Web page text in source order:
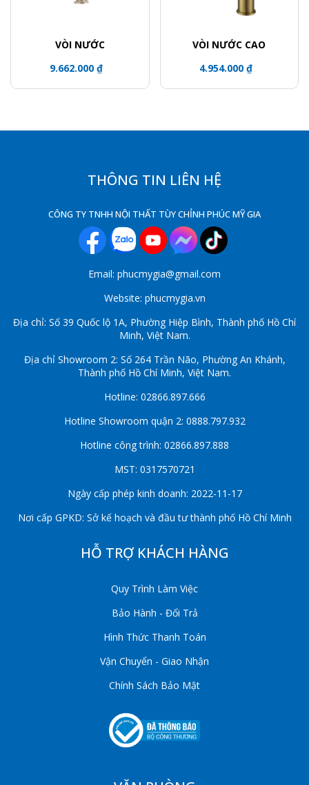
VÒI NƯỚC
9.662.000 ₫
VÒI NƯỚC CAO
4.954.000 ₫
THÔNG TIN LIÊN HỆ
CÔNG TY TNHH NỘI THẤT TÙY CHỈNH PHÚC MỸ GIA
Email: phucmygia@gmail.com
Website: phucmygia.vn
Địa chỉ: Số 39 Quốc lộ 1A, Phường Hiệp Bình, Thành phố Hồ Chí
Minh, Việt Nam.
Địa chỉ Showroom 2: Số 264 Trần Não, Phường An Khánh,
Thành phố Hồ Chí Minh, Việt Nam.
Hotline: 02866.897.666
Hotline Showroom quận 2: 0888.797.932
Hotline công trình: 02866.897.888
MST: 0317570721
Ngày cấp phép kinh doanh: 2022-11-17
Nơi cấp GPKD: Sở kế hoạch và đầu tư thành phố Hồ Chí Minh
HỖ TRỢ KHÁCH HÀNG
Quy Trình Làm Việc
Bảo Hành - Đổi Trả
Hình Thức Thanh Toán
Vận Chuyển - Giao Nhận
Chính Sách Bảo Mật